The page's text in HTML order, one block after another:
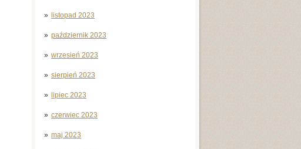
listopad 2023
październik 2023
wrzesień 2023
sierpień 2023
lipiec 2023
czerwiec 2023
maj 2023